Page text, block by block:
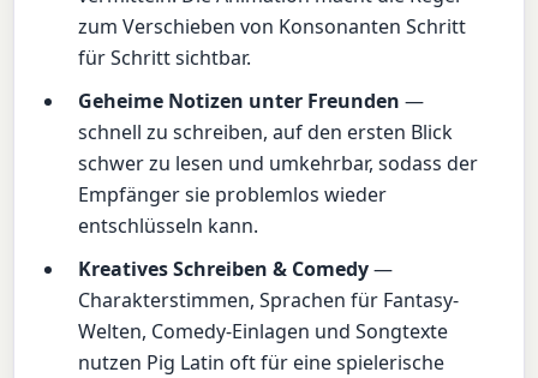
zum Verschieben von Konsonanten Schritt
für Schritt sichtbar.
Geheime Notizen unter Freunden —
schnell zu schreiben, auf den ersten Blick
schwer zu lesen und umkehrbar, sodass der
Empfänger sie problemlos wieder
entschlüsseln kann.
Kreatives Schreiben & Comedy—
Charakterstimmen, Sprachen für Fantasy-
Welten, Comedy-Einlagen und Songtexte
nutzen Pig Latin oft für eine spielerische